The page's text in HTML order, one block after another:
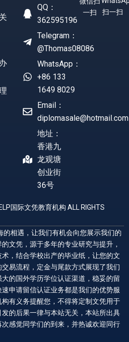
QQ：
362595196
Telegram：
@Thomas08086
WhatsApp：
+86 133
1649 8029
Email：
diplomasale@hotmail.com
地址：
香港九
龙观塘
创业街
36号
一扫
扫一扫
国际文凭教育机构 ALL RIGHTS
相遇，让我们有机会向您展示我们的
文凭，源于多年的专业研究与提升，
，结合学校出产的毕业纸，让您的文
易流程，定金与尾款方式展现了我们
的国外学历学位认证渠道，稳妥的留
申请留信认证业务都是我们的优势服
有义务提醒您，不得将定制文凭用于
的后果一律与本站无关，本站所出具
感觉同学们的到来，并热诚欢迎同行